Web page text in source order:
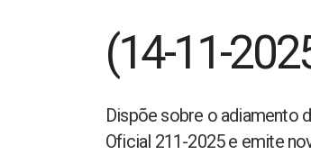
(14-11-
Dispõe sobre o adiamento
Oficial 211-2025 e emite